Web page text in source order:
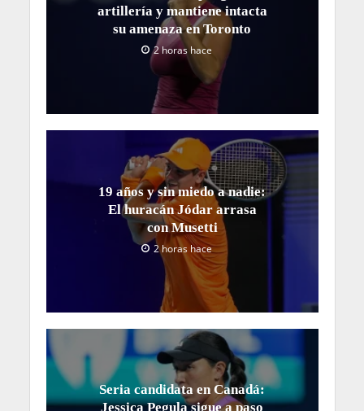
artillería y mantiene intacta
su amenaza en Toronto
2 horas hace
19 años y sin miedo a nadie:
El huracán Jódar arrasa
con Musetti
2 horas hace
Seria candidata en Canadá:
Jessica Pegula sigue a paso